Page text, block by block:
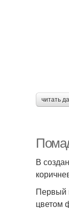
читать
В
Первый
цветом